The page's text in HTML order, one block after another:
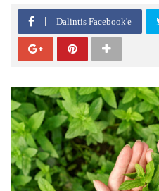
Dalintis Facebook'e